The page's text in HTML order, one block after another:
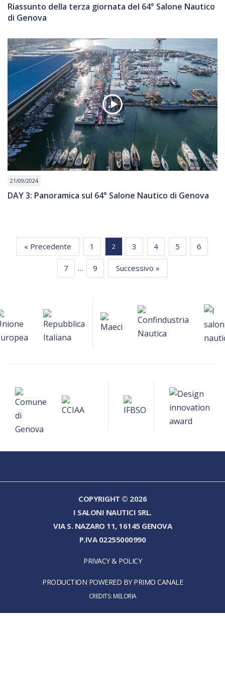
Riassunto della terza giornata del 64° Salone Nautico
di Genova
21/09/2024
DAY 3: Panoramica sul 64° Salone Nautico di Genova
« Precedente 1 2 3 4 5 6
7 … 9 Successivo »
COPYRIGHT © 2026
I SALONI NAUTICI SRL.
VIA S. NAZARO 11, 16145 GENOVA
P.IVA 02255000990
PRIVACY & POLICY
PRODUCTION POWERED BY PRIMO CANALE
CREDITS: MELORIA